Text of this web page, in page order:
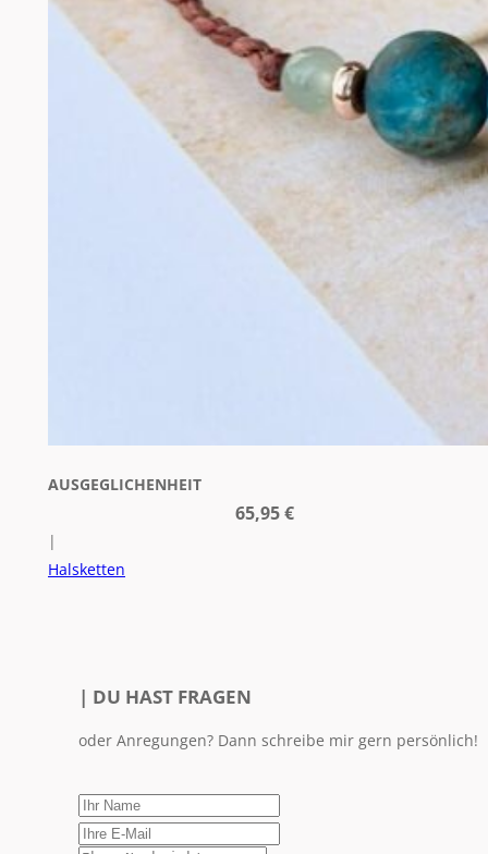
AUSGEGLICHENHEIT
65,95€
|
Halsketten
| DU HAST FRAGEN
oder Anregungen? Dann schreibe mir gern persönlich!